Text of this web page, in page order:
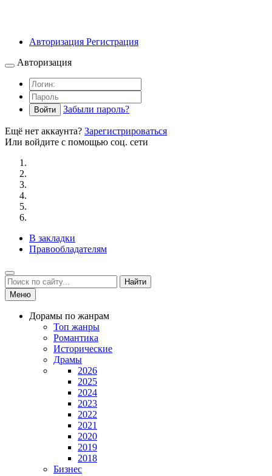
Авторизация Регистрация
Авторизация
Войти Забыли пароль?
Ещё нет аккаунта? Зарегистрироваться
Или войдите с помощью соц. сети
В закладки
Правообладателям
Найти
Меню
Дорамы по жанрам
Топ жанры
Романтика
Исторические
Драмы
2026
2025
2024
2023
2022
2021
2020
2019
2018
Бизнес